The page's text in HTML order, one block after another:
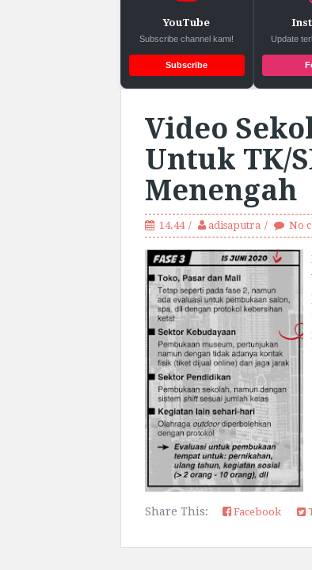
YouTube
Subscribe channel kami!
Subscribe
Update
Video
Untuk TK/
Menengah
14.44 adisaputra No
Share This: Facebook